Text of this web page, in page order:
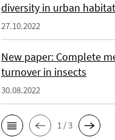
diversity in urban
27.10.2022
New paper: Complete
turnover in insects
30.08.2022
1 / 3